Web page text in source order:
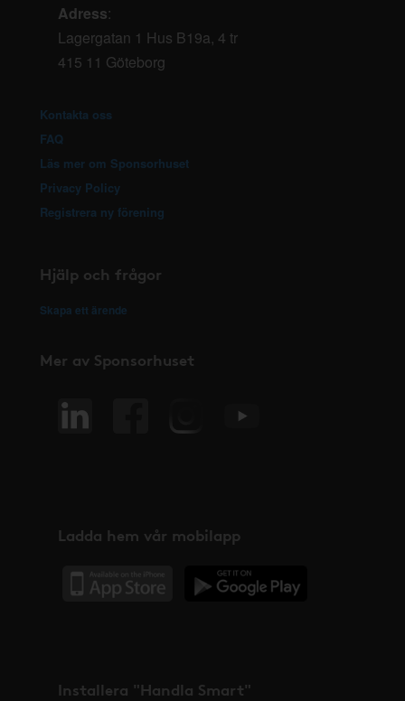
Adress:
Lagergatan 1 Hus B19a, 4 tr
415 11 Göteborg
Kontakta oss
FAQ
Läs mer om Sponsorhuset
Privacy Policy
Registrera ny förening
Hjälp och frågor
Skapa ett ärende
Mer av Sponsorhuset
Ladda hem vår mobilapp
Installera "Handla Smart"